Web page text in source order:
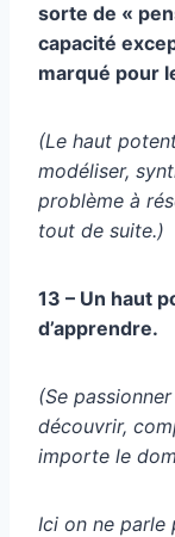
sorte de «
capacité
marqué pour
(Le haut
modéliser,
problème à
tout de suite.)
13 – Un haut
d’apprendre.
(Se
découvrir,
importe le
Ici on ne parle